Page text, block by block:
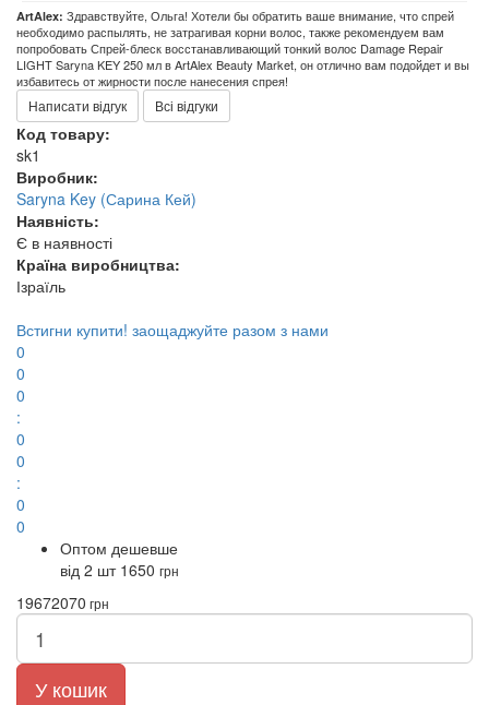
ArtAlex: Здравствуйте, Ольга! Хотели бы обратить ваше внимание, что спрей
необходимо распылять, не затрагивая корни волос, также рекомендуем вам
попробовать Спрей-блеск восстанавливающий тонкий волос Damage Repair
LIGHT Saryna KEY 250 мл в ArtAlex Beauty Market, он отлично вам подойдет и вы
избавитесь от жирности после нанесения спрея!
Написати відгук Всі відгуки
Код товару:
sk1
Виробник:
Saryna Key (Сарина Кей)
Наявність:
Є в наявності
Країна виробництва:
Ізраїль
Встигни купити! заощаджуйте разом з нами
0
0
0
:
0
0
:
0
0
Оптом дешевше
від 2 шт 1650 грн
19672070 грн
У кошик